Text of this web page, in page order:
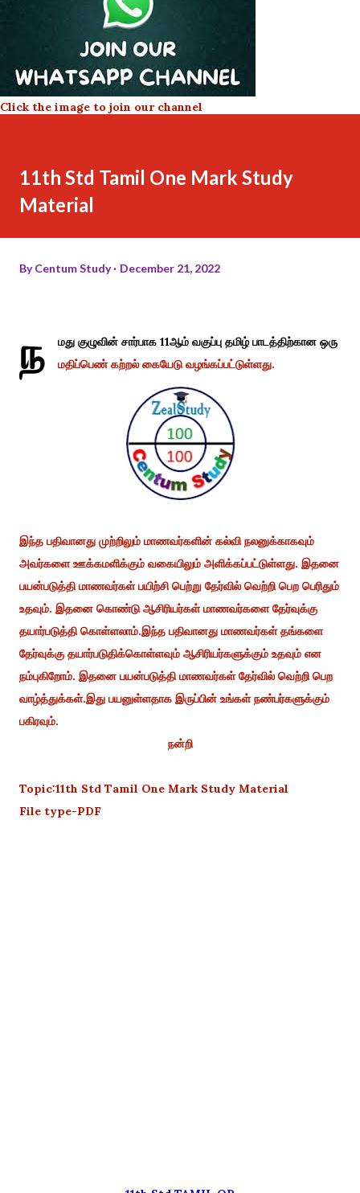
Click the image to join our channel
11th Std Tamil One Mark Study
Material
ByCentum Study December 21, 2022
ந
மது குழுவின் சார்பாக 11ஆம் வகுப்பு தமிழ் பாடத்திற்கான ஒரு
மதிப்பெண் கற்றல் கையேடு வழங்கப்பட்டுள்ளது.
இந்த பதிவானது முற்றிலும் மாணவர்களின் கல்வி நலனுக்காகவும்
அவர்களை ஊக்கமளிக்கும் வகையிலும் அளிக்கப்பட்டுள்ளது. இதனை
பயன்படுத்தி மாணவர்கள் பயிற்சி பெற்று தேர்வில் வெற்றி பெற பெரிதும்
உதவும். இதனை கொண்டு ஆசிரியர்கள் மாணவர்களை தேர்வுக்கு
தயார்படுத்தி கொள்ளலாம்.இந்த பதிவானது மாணவர்கள் தங்களை
தேர்வுக்கு தயார்படுதிக்கொள்ளவும் ஆசிரியர்களுக்கும் உதவும் என
நம்புகிறோம். இதனை பயன்படுத்தி மாணவர்கள் தேர்வில் வெற்றி பெற
வாழ்த்துக்கள்.இது பயனுள்ளதாக இருப்பின் உங்கள் நண்பர்களுக்கும்
பகிரவும்.
நன்றி
Topic:11th Std Tamil One Mark Study Material
File type-PDF